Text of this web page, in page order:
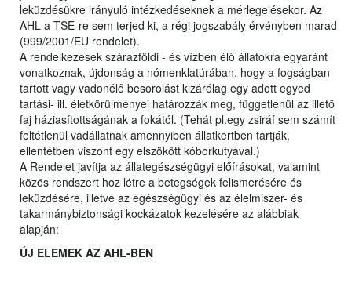
leküzdésükre irányuló intézkedéseknek a mérlegelésekor. Az
AHL a TSE-re sem terjed ki, a régi jogszabály érvényben marad
(999/2001/EU rendelet).
A rendelkezések szárazföldi - és vízben élő állatokra egyaránt
vonatkoznak, újdonság a nómenklatúrában, hogy a fogságban
tartott vagy vadonélő besorolást kizárólag egy adott egyed
tartási- ill. életkörülményei határozzák meg, függetlenül az illető
faj háziasítottságának a fokától. (Tehát pl.egy zsiráf sem számít
feltétlenül vadállatnak amennyiben állatkertben tartják,
ellentétben viszont egy elszökött kóborkutyával.)
A Rendelet javítja az állategészségügyi előírásokat, valamint
közös rendszert hoz létre a betegségek felismerésére és
leküzdésére, illetve az egészségügyi és az élelmiszer- és
takarmánybiztonsági kockázatok kezelésére az alábbiak
alapján:
ÚJ ELEMEK AZ AHL-BEN